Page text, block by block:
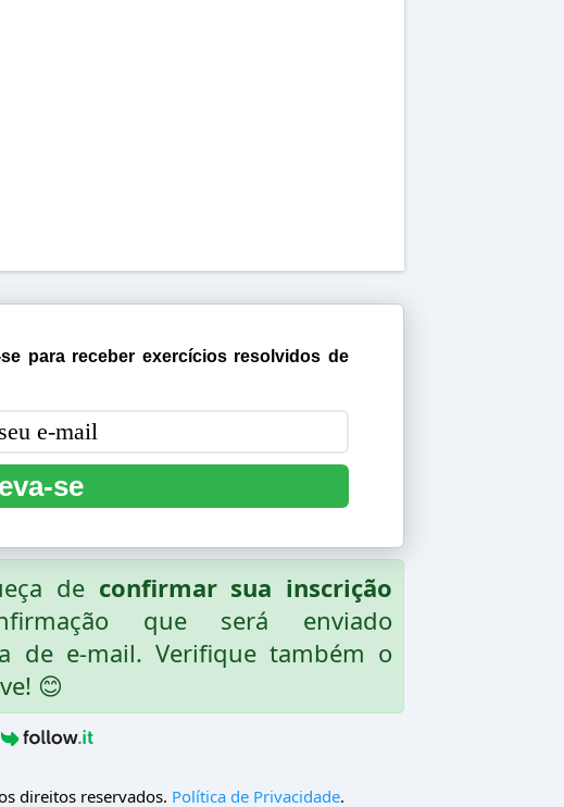
para receber exercícios resolvidos de
se
de confirmar sua inscrição
que será enviado
de e-mail. Verifique também o
😊
direitos reservados. Política de Privacidade.